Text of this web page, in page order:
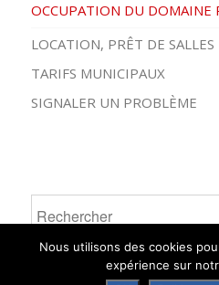
OCCUPATION DU DOMAINE
LOCATION, PRÊT DE
TARIFS MUNICIPAUX
SIGNALER UN PROBLÈME
Nous utilisons des cookies
expérience sur